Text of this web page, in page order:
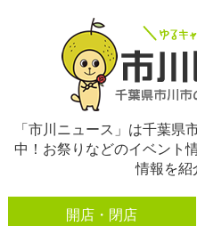
「市川ニュース」は千葉県
中！お祭りなどのイベント
情報を紹
開店・閉店